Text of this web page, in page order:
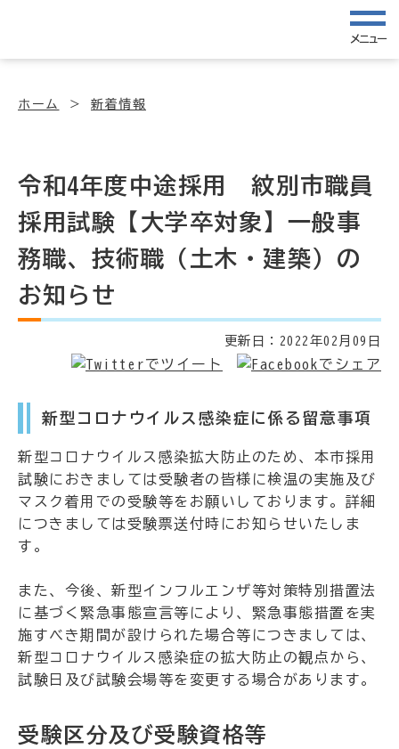
メニュー
ホーム 新着情報
令和4年度中途採用 紋別市職員
採用試験【大学卒対象】一般事
務職、技術職（土木・建築）の
お知らせ
更新日： 2022年02月09日
新型コロナウイルス感染症に係る留意事項
新型コロナウイルス感染拡大防止のため、本市採用
試験におきましては受験者の皆様に検温の実施及び
マスク着用での受験等をお願いしております。詳細
につきましては受験票送付時にお知らせいたしま
す。
また、今後、新型インフルエンザ等対策特別措置法
に基づく緊急事態宣言等により、緊急事態措置を実
施すべき期間が設けられた場合等につきましては、
新型コロナウイルス感染症の拡大防止の観点から、
試験日及び試験会場等を変更する場合があります。
受験区分及び受験資格等